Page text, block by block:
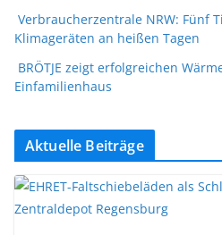
Verbraucherzentrale NRW: Fünf
Klimageräten an heißen Tagen
BRÖTJE zeigt erfolgreichen
Einfamilienhaus
Aktuelle Beiträge